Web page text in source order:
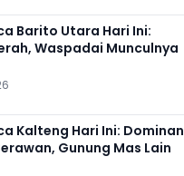
Barito Utara Hari Ini:
Waspadai Munculnya
Kalteng Hari Ini: Dominan
Gunung Mas Lain